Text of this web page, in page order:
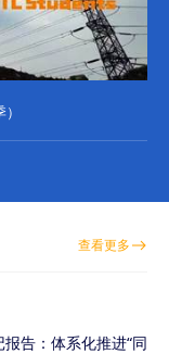
查看更多
告：体系化推进“同